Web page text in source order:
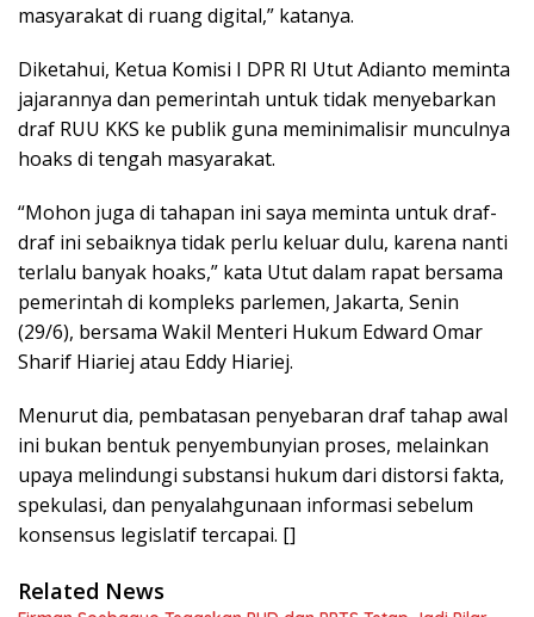
masyarakat di ruang digital,” katanya.
Diketahui, Ketua Komisi I DPR RI Utut Adianto meminta
jajarannya dan pemerintah untuk tidak menyebarkan
draf RUU KKS ke publik guna meminimalisir munculnya
hoaks di tengah masyarakat.
“Mohon juga di tahapan ini saya meminta untuk draf-
draf ini sebaiknya tidak perlu keluar dulu, karena nanti
terlalu banyak hoaks,” kata Utut dalam rapat bersama
pemerintah di kompleks parlemen, Jakarta, Senin
(29/6), bersama Wakil Menteri Hukum Edward Omar
Sharif Hiariej atau Eddy Hiariej.
Menurut dia, pembatasan penyebaran draf tahap awal
ini bukan bentuk penyembunyian proses, melainkan
upaya melindungi substansi hukum dari distorsi fakta,
spekulasi, dan penyalahgunaan informasi sebelum
konsensus legislatif tercapai. []
Related News